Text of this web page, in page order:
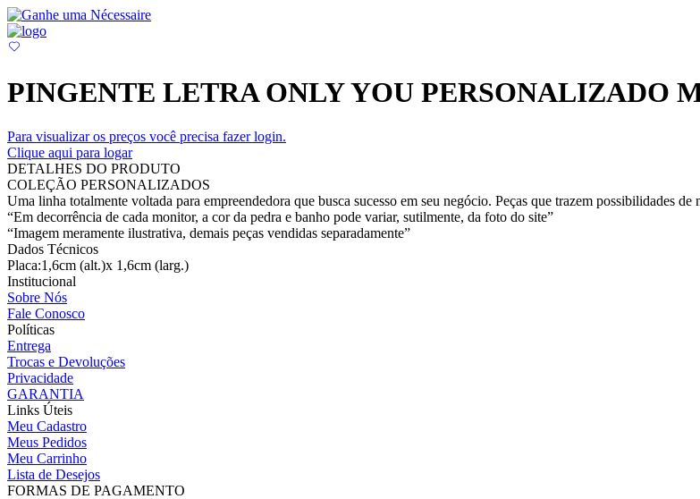
PINGENTE LETRA ONLY YOU PERSONALIZADO
Para visualizar os preços você precisa fazer login.
Clique aqui para logar
DETALHES DO PRODUTO
COLEÇÃO PERSONALIZADOS
Uma linha totalmente voltada para empreendedora que busca sucesso em seu negócio. Peças que trazem possibilidades
“Em decorrência de cada monitor, a cor da pedra e banho pode variar, sutilmente, da foto do site”
“Imagem meramente ilustrativa, demais peças vendidas separadamente”
Dados Técnicos
Placa:1,6cm (alt.)x 1,6cm (larg.)
Institucional
Sobre Nós
Fale Conosco
Políticas
Entrega
Trocas e Devoluções
Privacidade
GARANTIA
Links Úteis
Meu Cadastro
Meus Pedidos
Meu Carrinho
Lista de Desejos
FORMAS DE PAGAMENTO